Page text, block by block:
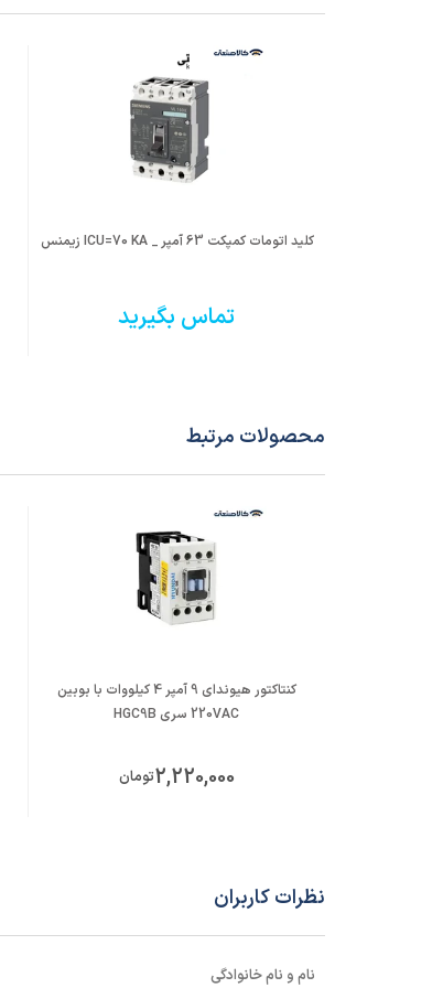
حداکثر جریان قابل تحمل اتصال
کوتاه (کیلو آمپر)
قابلیت نصب موتور (AC/DC)
کلید اتومات کمپکت 63 آمپر _ ICU=70 KA زیمنس
تماس بگیرید
محصولات مرتبط
کنتاکتور هیوندای 9 آمپر 4 کیلووات با بوبین
220VAC سری HGC9B
2,220,000تومان
نظرات کاربران
نام و نام خانوادگی